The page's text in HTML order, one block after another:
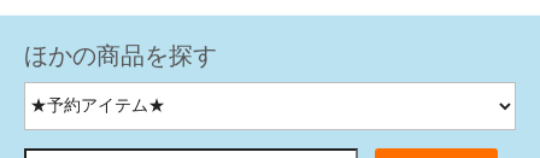
ほかの商品を探す